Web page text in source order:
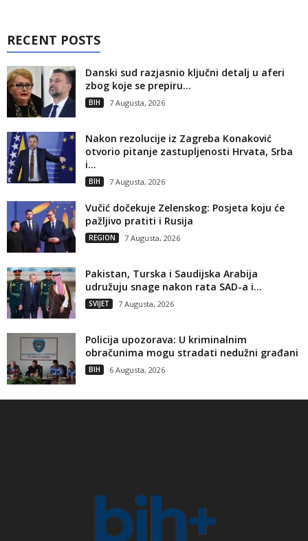
RECENT POSTS
Danski sud razjasnio ključni detalj u aferi
zbog koje se prepiru...
BIH 7 Augusta, 2026
Nakon rezolucije iz Zagreba Konaković
otvorio pitanje zastupljenosti Hrvata, Srba
i...
BIH 7 Augusta, 2026
Vučić dočekuje Zelenskog: Posjeta koju će
pažljivo pratiti i Rusija
REGION 7 Augusta, 2026
Pakistan, Turska i Saudijska Arabija
udružuju snage nakon rata SAD-a i...
SVIJET 7 Augusta, 2026
Policija upozorava: U kriminalnim
obračunima mogu stradati nedužni građani
BIH 6 Augusta, 2026